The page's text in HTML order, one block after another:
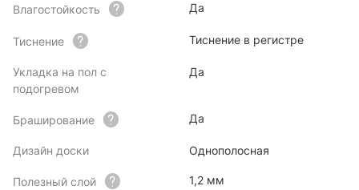
Влагостойкость Да
Тиснение Тиснение в регистре
Укладка на пол с
подогревом
Да
Браширование Да
Дизайн доски Однополосная
Полезный слой 1,2 мм